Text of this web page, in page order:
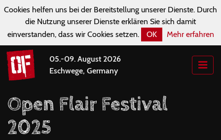
Cookies helfen uns bei der Bereitstellung unserer Dienste. Durch
die Nutzung unserer Dienste erklären Sie sich damit
einverstanden, dass wir Cookies setzen.
OK Mehr erfahren
05.-09. August 2026
Eschwege, Germany
Open Flair Festival
2025